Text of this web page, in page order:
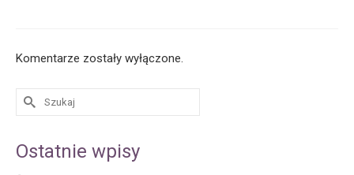
Komentarze zostały wyłączone.
Ostatnie wpisy